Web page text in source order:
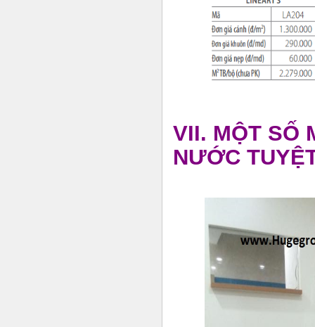
VII. MỘT SỐ
NƯỚC